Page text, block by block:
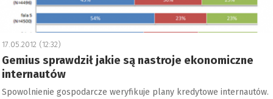
17.05.2012 (12:32)
Gemius sprawdził jakie są nastroje ekonomiczne
internautów
Spowolnienie gospodarcze weryfikuje plany kredytowe internautów.